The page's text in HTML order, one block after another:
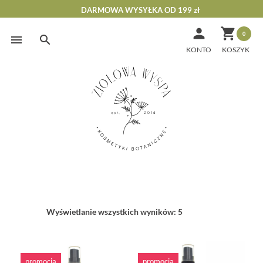
Skip
DARMOWA WYSYŁKA OD 199 zł
 0

KONTO
Wyświetlanie wszystkich wyników: 5